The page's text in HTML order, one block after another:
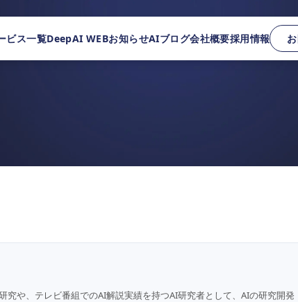
ビス一覧DeepAI WEBお知らせAIブログ会社概要採用情報
や、テレビ番組でのAI解説実績を持つAI研究者として、AIの研究開発